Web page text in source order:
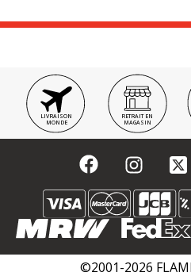
LIVRAISON
MONDE
RETRAIT EN
MAGASIN
©2001-2026